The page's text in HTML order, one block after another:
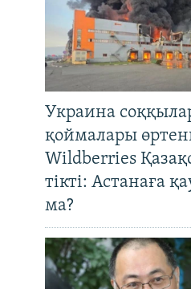
Украина
қоймалары
Wildberries
тікті: Астанаға
ма?